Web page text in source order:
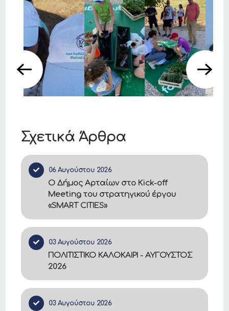
Σχετικά Άρθρα
06 Αυγούστου 2026
Ο Δήμος Αρταίων στο Kick-off
Meeting του στρατηγικού έργου
«SMART CITIES»
03 Αυγούστου 2026
ΠΟΛΙΤΙΣΤΙΚΟ ΚΑΛΟΚΑΙΡΙ - ΑΥΓΟΥΣΤΟΣ
2026
03 Αυγούστου 2026